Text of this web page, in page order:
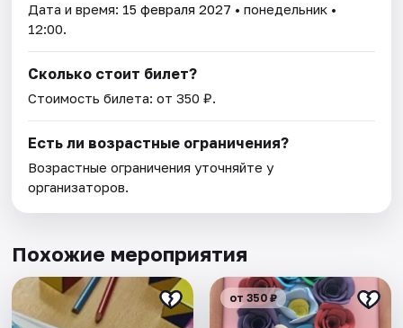
Дата и время: 15 февраля 2027 • понедельник •
12:00.
Сколько стоит билет?
Стоимость билета: от 350 ₽.
Есть ли возрастные ограничения?
Возрастные ограничения уточняйте у
организаторов.
Похожие мероприятия
от 350 ₽